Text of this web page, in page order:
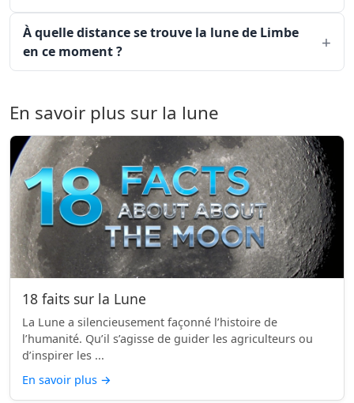
À quelle distance se trouve la lune de Limbe
en ce moment ?
En savoir plus sur la lune
18 faits sur la Lune
La Lune a silencieusement façonné l’histoire de
l’humanité. Qu’il s’agisse de guider les agriculteurs ou
d’inspirer les ...
En savoir plus →